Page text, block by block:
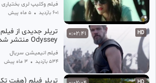
فیلم وکلیپ لری بختیاری
601 بازدید • 5 ماه پیش
HD
0:02:41
Odyssey منتشر شد2026
فیلم انیمیشن سریال
534 بازدید • 3 ماه پیش
تریلر فیلم (هفت تک